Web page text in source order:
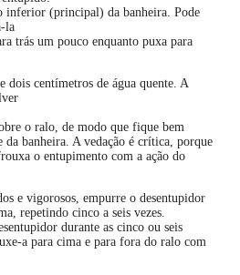
inferior (principal) da banheira. Pode
la
trás um pouco enquanto puxa para
dois centímetros de água quente. A
o ralo, de modo que fique bem
da banheira. A vedação é crítica, porque
o entupimento com a ação do
e vigorosos, empurre o desentupidor
repetindo cinco a seis vezes.
durante as cinco ou seis
a para cima e para fora do ralo com